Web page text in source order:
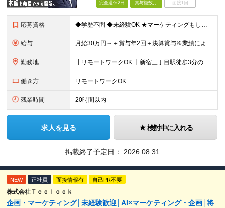
完全週休2日 賞与複数月 面接1回
応募資格 ◆学歴不問 ◆未経験OK ★マーケティングもしくはプロモーション企画立案などの実務経験をお持ちの方歓迎します（業界・経験年数不問） ＜ 以下に１つでも当てはまる方は、大歓迎！＞ ◇自社製品・1業界
給与 月給30万円～＋賞与年2回＋決算賞与※業績による ※上記月給額を目安として、経験や前職給与などを踏まえ、相談のうえ給与額が変動する可能性がございます。 ※試用期間中は賞与対象外となります。 【固定
勤務地 ┃リモートワークOK ┃新宿三丁目駅徒歩3分のオフィス ┃転勤なし 【本社】 東京都新宿区新宿5-13-9 太平洋不動産新宿ビル 2F ＼オフィスの雰囲気についてご紹介／ 落ち着いた色味でまとめら
働き方 リモートワークOK
残業時間 20時間以内
求人を見る 検討中に入れる
掲載終了予定日： 2026.08.31
NEW 正社員 面接情報有 自己PR不要
株式会社Ｔｅｃｌｏｃｋ
企画・マーケティング│未経験歓迎│AI×マーケティング・企画│将